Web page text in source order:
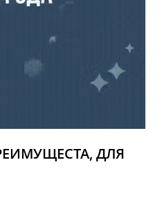
ДЛЯ